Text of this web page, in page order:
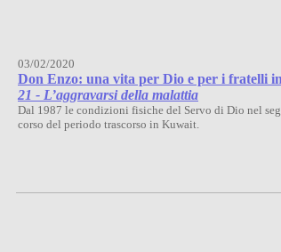
03/02/2020
Don Enzo: una vita per Dio e per i fratelli
21 - L’aggravarsi della malattia
Dal 1987 le condizioni fisiche del Servo di Dio nel
corso del periodo trascorso in Kuwait.